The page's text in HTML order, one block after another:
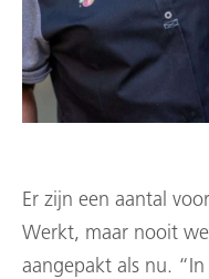
Er zijn een aantal
Werkt, maar nooit
aangepakt als nu.